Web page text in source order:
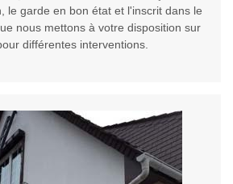
le garde en bon état et l'inscrit dans le
nous mettons à votre disposition sur
différentes interventions.